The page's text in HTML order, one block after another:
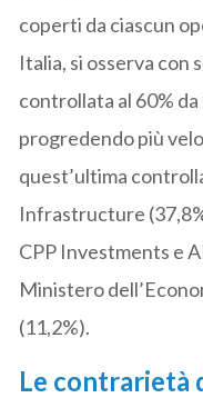
coperti da ciascun
Italia, si osserva con
controllata al 60%
progredendo più
quest’ultima
Infrastructure
CPP Investments e
Ministero
(11,2%).
Le contrarietà